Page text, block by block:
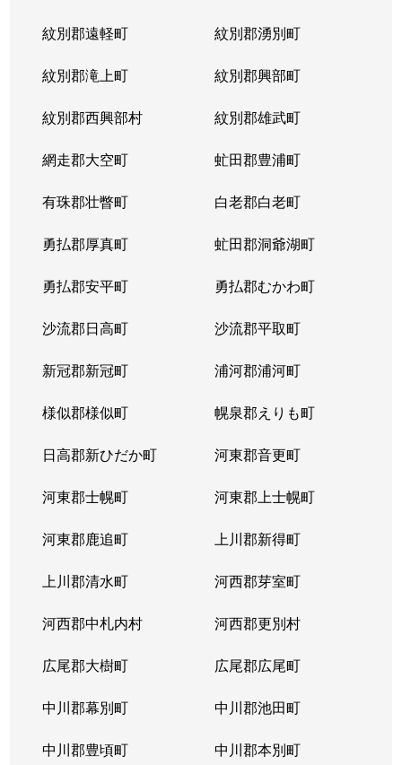
紋別郡遠軽町 紋別郡湧別町
紋別郡滝上町 紋別郡興部町
紋別郡西興部村 紋別郡雄武町
網走郡大空町 虻田郡豊浦町
有珠郡壮瞥町 白老郡白老町
勇払郡厚真町 虻田郡洞爺湖町
勇払郡安平町 勇払郡むかわ町
沙流郡日高町 沙流郡平取町
新冠郡新冠町 浦河郡浦河町
様似郡様似町 幌泉郡えりも町
日高郡新ひだか町 河東郡音更町
河東郡士幌町 河東郡上士幌町
河東郡鹿追町 上川郡新得町
上川郡清水町 河西郡芽室町
河西郡中札内村 河西郡更別村
広尾郡大樹町 広尾郡広尾町
中川郡幕別町 中川郡池田町
中川郡豊頃町 中川郡本別町